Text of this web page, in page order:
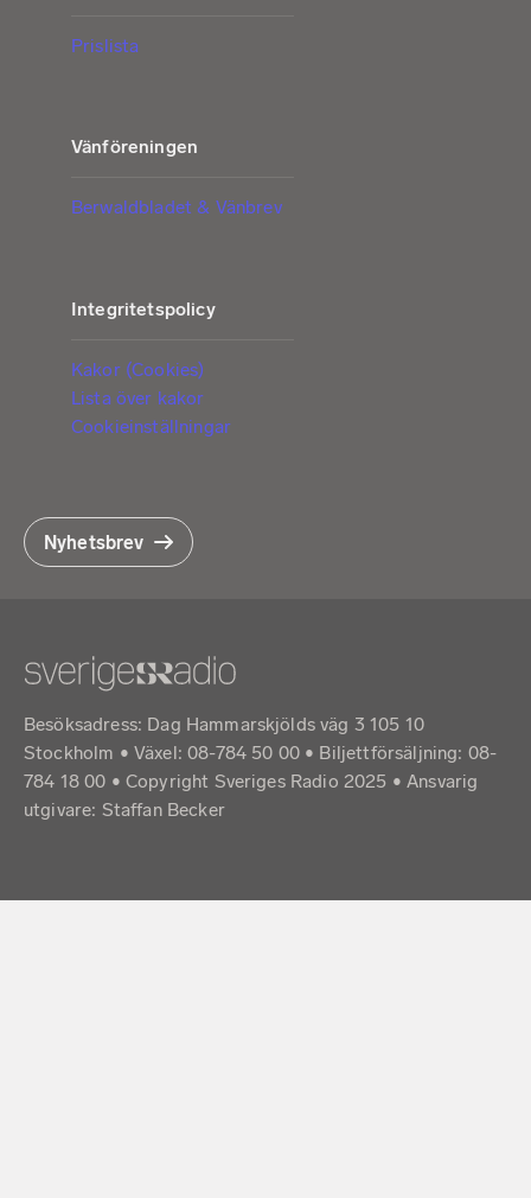
Prislista
Vänföreningen
Berwaldbladet & Vänbrev
Integritetspolicy
Kakor (Cookies)
Lista över kakor
Cookieinställningar
Nyhetsbrev
Besöksadress: Dag Hammarskjölds väg 3 105 10
Stockholm • Växel: 08-784 50 00 • Biljettförsäljning: 08-
784 18 00 • Copyright Sveriges Radio 2025 •Ansvarig
utgivare: Staffan Becker